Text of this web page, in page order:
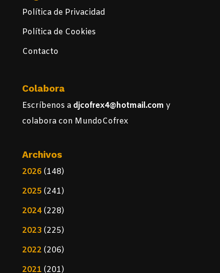
Política de Privacidad
Política de Cookies
Contacto
Colabora
Escríbenos a djcofrex4@hotmail.com y
colabora con MundoCofrex
Archivos
2026(148)
2025(241)
2024(228)
2023(225)
2022 (206)
2021 (201)